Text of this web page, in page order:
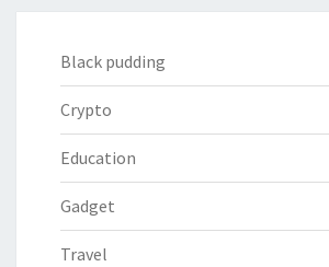
Black pudding
Crypto
Education
Gadget
Travel